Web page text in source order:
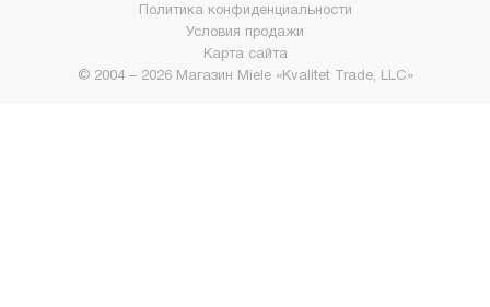
© 2004 – 2026 Магазин Miele «Kvalitet Trade, LLC»
Политика конфиденциальности
Условия продажи
Карта сайта